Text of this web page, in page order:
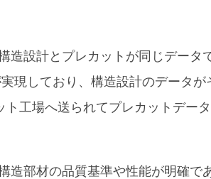
造設計とプレカットが同じデータ
現しており、構造設計のデータが
ト工場へ送られてプレカットデー
造部材の品質基準や性能が明確で